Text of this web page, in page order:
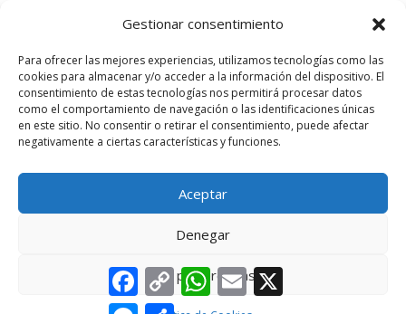
Gestionar consentimiento
Para ofrecer las mejores experiencias, utilizamos tecnologías como las
cookies para almacenar y/o acceder a la información del dispositivo. El
consentimiento de estas tecnologías nos permitirá procesar datos
como el comportamiento de navegación o las identificaciones únicas
en este sitio. No consentir o retirar el consentimiento, puede afectar
negativamente a ciertas características y funciones.
Aceptar
Denegar
Ver preferencias
Noticias
Oposiciones
Procedimientos
Varios
videos
(C) 2025 - Alojamiento y diseño porHGM Network
Facebook
Copy
Link
WhatsApp
Email
MessengerCompartir